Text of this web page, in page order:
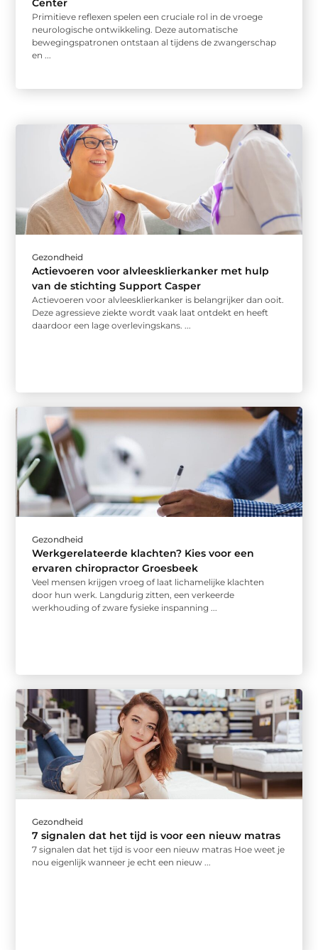
Center
Primitieve reflexen spelen een cruciale rol in de vroege
neurologische ontwikkeling. Deze automatische
bewegingspatronen ontstaan al tijdens de zwangerschap
en ...
Gezondheid
Actievoeren voor alvleesklierkanker met hulp
van de stichting Support Casper
Actievoeren voor alvleesklierkanker is belangrijker dan ooit.
Deze agressieve ziekte wordt vaak laat ontdekt en heeft
daardoor een lage overlevingskans. ...
Gezondheid
Werkgerelateerde klachten? Kies voor een
ervaren chiropractor Groesbeek
Veel mensen krijgen vroeg of laat lichamelijke klachten
door hun werk. Langdurig zitten, een verkeerde
werkhouding of zware fysieke inspanning ...
Gezondheid
7 signalen dat het tijd is voor een nieuw matras
7 signalen dat het tijd is voor een nieuw matras Hoe weet je
nou eigenlijk wanneer je echt een nieuw ...